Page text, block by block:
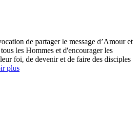
de partager le message d’Amour et
les Hommes et d'encourager les
foi, de devenir et de faire des disciples
plus